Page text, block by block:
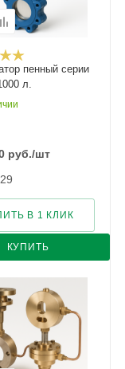
пенный серии
л.
руб./шт
КУПИТЬ
В 1 КЛИК